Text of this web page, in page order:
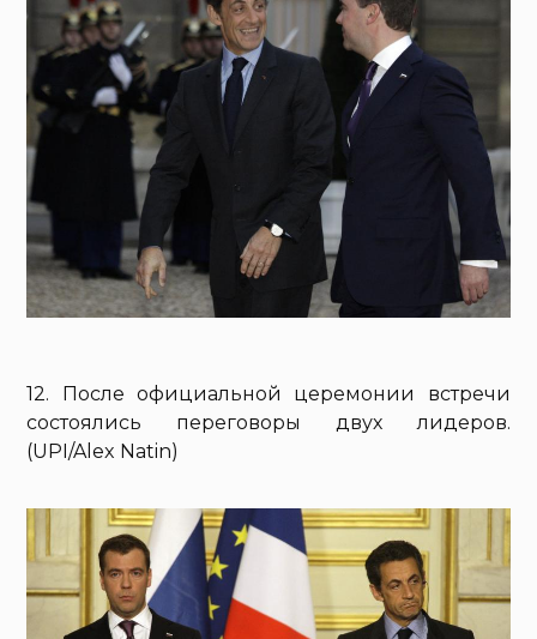
12. После официальной церемонии встречи
состоялись переговоры двух лидеров.
(UPI/Alex Natin)